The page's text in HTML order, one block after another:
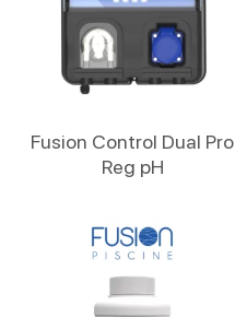
Fusion Control Dual Pro
Reg pH